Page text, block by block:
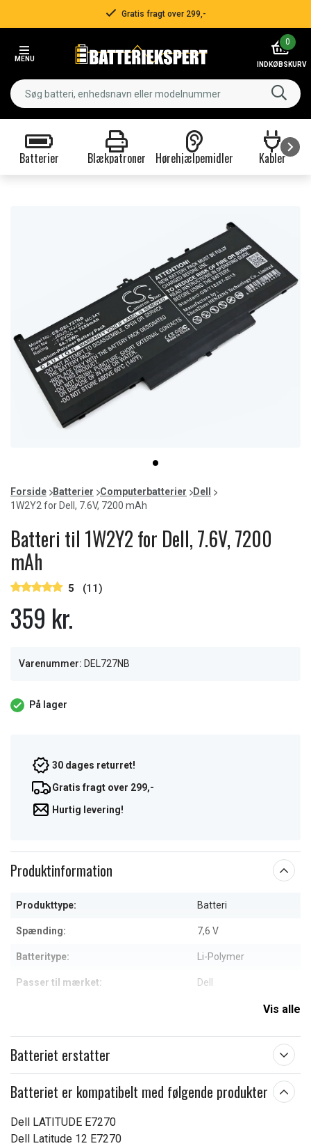
Gratis fragt over 299,-
MENU
0
INDKØBSKURV
Batterier Blækpatroner Hørehjælpemidler Kabler
item
0
of
1
Forside Batterier Computerbatterier
Dell
1W2Y2 for Dell, 7.6V, 7200 mAh
Batteri til 1W2Y2 for Dell, 7.6V, 7200
mAh
5 (11)
359 kr.
Varenummer: DEL727NB
På lager
30 dages returret!
Gratis fragt over 299,-
Hurtig levering!
Produktinformation
Produkttype: Batteri
Spænding: 7,6 V
Batteritype: Li-Polymer
Passer til mærket: Dell
Vis alle
Batteriet erstatter
Batteriet er kompatibelt med følgende produkter
Dell LATITUDE E7270
Dell Latitude 12 E7270